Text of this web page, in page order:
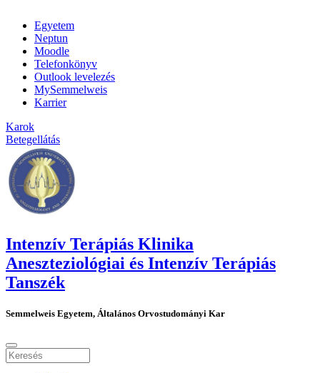
Egyetem
Neptun
Moodle
Telefonkönyv
Outlook levelezés
MySemmelweis
Karrier
Karok
Betegellátás
Intenzív Terápiás Klinika
Aneszteziológiai és Intenzív Terápiás
Tanszék
Semmelweis Egyetem, Általános Orvostudományi Kar